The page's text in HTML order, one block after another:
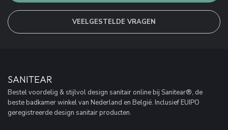
VEELGESTELDE VRAGEN
SANITEAR
Bestel voordelig & stijlvol design sanitair online bij Sanitear®, de
beste badkamer winkel van Nederland en België. Inclusief EUIPO
geregistreerde design sanitair producten.